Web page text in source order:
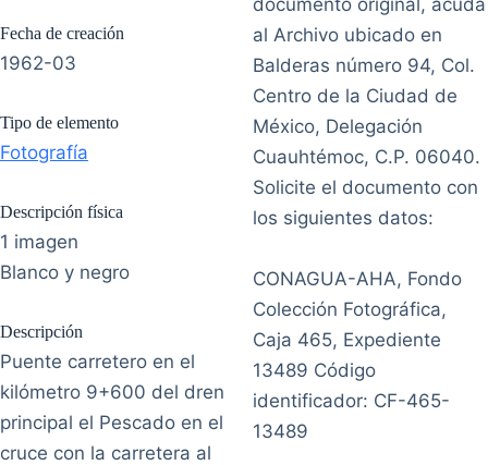
Fecha de creación
1962-03
Tipo de elemento
Fotografía
Descripción física
1 imagen
Blanco y negro
Descripción
Puente carretero en el
kilómetro 9+600 del dren
principal el Pescado en el
cruce con la carretera al
al Archivo ubicado en
Balderas número 94, Col.
Centro de la Ciudad de
México, Delegación
Cuauhtémoc, C.P. 06040.
Solicite el documento con
los siguientes datos:
CONAGUA-AHA, Fondo
Colección Fotográfica,
Caja 465, Expediente
13489 Código
identificador: CF-465-
13489